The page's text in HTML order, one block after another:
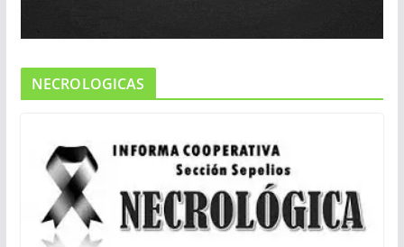
NECROLOGICAS